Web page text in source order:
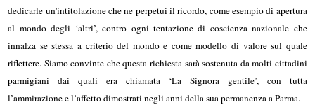
dedicarle un'intitolazione che ne perpetui il ricordo, come esempio di apertura
al mondo degli ‘altri’, contro ogni tentazione di coscienza nazionale che
innalza se stessa a criterio del mondo e come modello di valore sul quale
riflettere. Siamo convinte che questa richiesta sarà sostenuta da molti cittadini
parmigiani dai quali era chiamata ‘La Signora gentile’, con tutta
l’ammirazione e l’affetto dimostrati negli anni della sua permanenza a Parma.